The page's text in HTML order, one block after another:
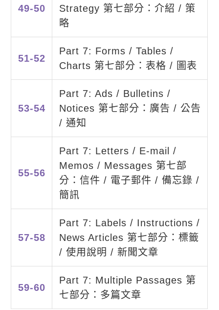
49-50
Strategy 第七部分：介紹 / 策
略
51-52
Part 7: Forms / Tables /
Charts 第七部分：表格 / 圖表
53-54
Part 7: Ads / Bulletins /
Notices 第七部分：廣告 / 公告
/ 通知
55-56
Part 7: Letters / E-mail /
Memos / Messages 第七部
分：信件 / 電子郵件 / 備忘錄 /
簡訊
57-58
Part 7: Labels / Instructions /
News Articles 第七部分：標籤
/ 使用說明 / 新聞文章
59-60
Part 7: Multiple Passages 第
七部分：多篇文章